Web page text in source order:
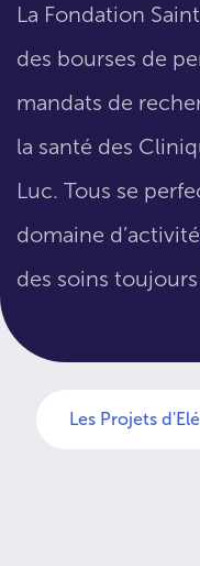
La Fondation
des bourses de
mandats de
la santé des
Luc. Tous se
domaine
des soins
Les Projets